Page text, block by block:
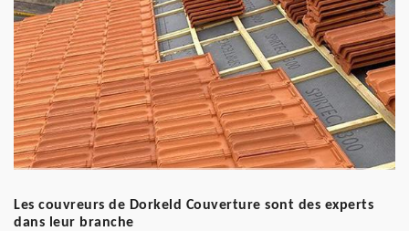
Les couvreurs de Dorkeld Couverture sont des experts
dans leur branche